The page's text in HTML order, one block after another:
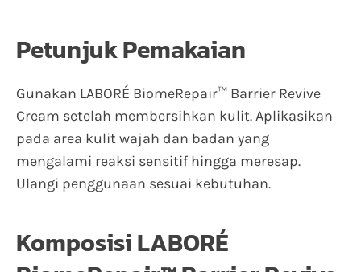
Petunjuk Pemakaian
Gunakan LABORÉ BiomeRepair™ Barrier Revive
Cream setelah membersihkan kulit. Aplikasikan
pada area kulit wajah dan badan yang
mengalami reaksi sensitif hingga meresap.
Ulangi penggunaan sesuai kebutuhan.
Komposisi LABORÉ